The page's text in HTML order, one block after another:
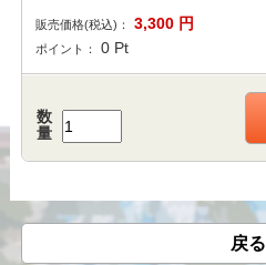
販売価格(税込)： 3,300 円
ポイント： 0 Pt
数
量
戻る